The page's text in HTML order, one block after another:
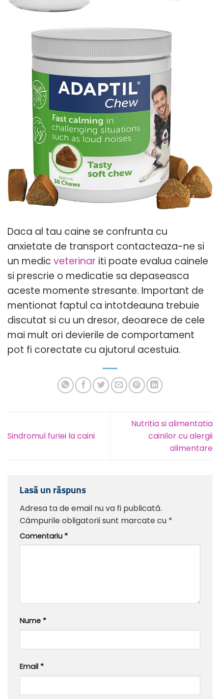
Daca al tau caine se confrunta cu
anxietate de transport contacteaza-ne si
un medic veterinar iti poate evalua cainele
si prescrie o medicatie sa depaseasca
aceste momente stresante. Important de
mentionat faptul ca intotdeauna trebuie
discutat si cu un dresor, deoarece de cele
mai mult ori devierile de comportament
pot fi corectate cu ajutorul acestuia.
Sindromul furiei la caini
Nutritia si alimentatia
cainilor cu alergii
alimentare
Lasă un răspuns
Adresa ta de email nu va fi publicată.
Câmpurile obligatorii sunt marcate cu *
Comentariu *
Nume *
Email *